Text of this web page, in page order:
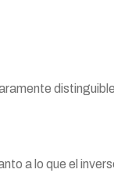
a lo que el